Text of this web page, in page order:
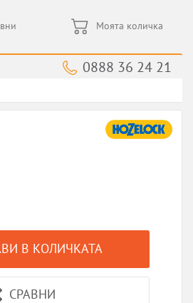
Моята количка
0888 36 24 21
В КОЛИЧКАТА
СРАВНИ